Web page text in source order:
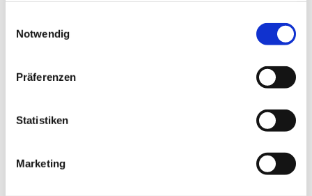
Notwendig
Präferenzen
Statistiken
Marketing